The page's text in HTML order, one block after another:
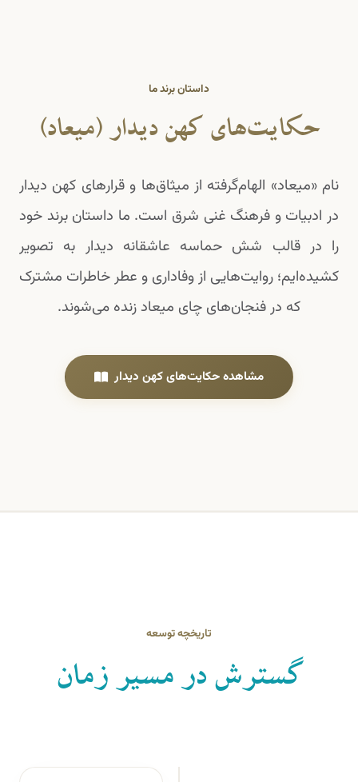
داستان برند ما
حکایت‌های کهن دیدار (میعاد)
نام «میعاد» الهام‌گرفته از میثاق‌ها و قرارهای کهن دیدار
در ادبیات و فرهنگ غنی شرق است. ما داستان برند خود
را در قالب شش حماسه عاشقانه دیدار به تصویر
کشیده‌ایم؛ روایت‌هایی از وفاداری و عطر خاطرات مشترک
که در فنجان‌های چای میعاد زنده می‌شوند.
مشاهده حکایت‌های کهن دیدار
تاریخچه توسعه
گسترش در مسیر زمان